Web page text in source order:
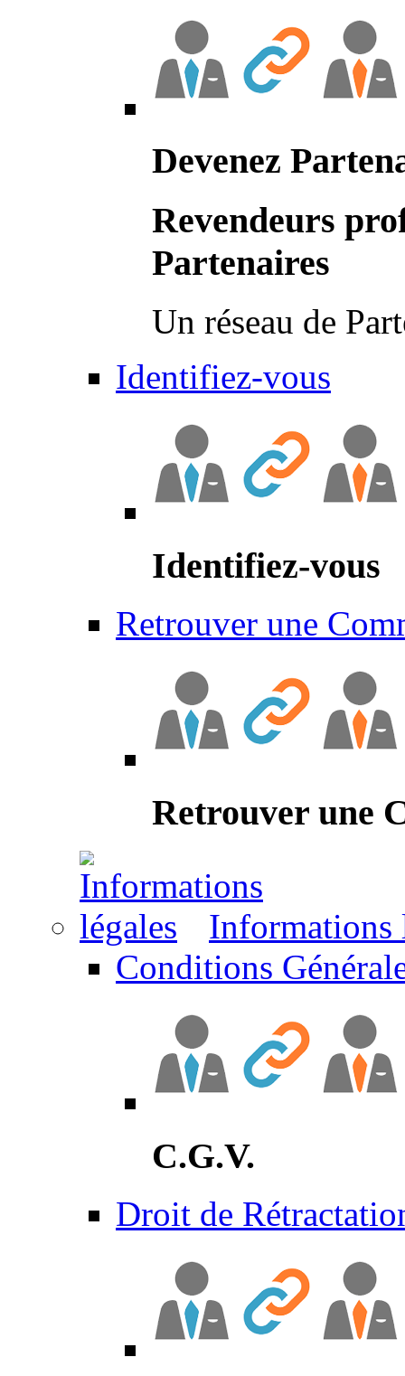
Devenez
Revendeurs
Partenaires
Un réseau de
Identifiez-vous
Identifiez-vous
Retrouver une
Retrouver une
Informations
Conditions
C.G.V.
Droit de